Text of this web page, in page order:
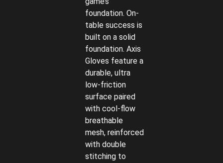
foundation. On-
table success is
built on a solid
foundation. Axis
Gloves feature a
durable, ultra
low-friction
surface paired
with cool-flow
breathable
mesh, reinforced
with double
stitching to